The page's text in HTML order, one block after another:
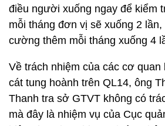
điều người xuống ngay để kiểm
mỗi tháng đơn vị sẽ xuống 2
cường thêm mỗi tháng xuống 4
Về trách nhiệm của các cơ
cát tung hoành trên QL14, ông
Thanh tra sở GTVT không có
mà đây là nhiệm vụ của Cục